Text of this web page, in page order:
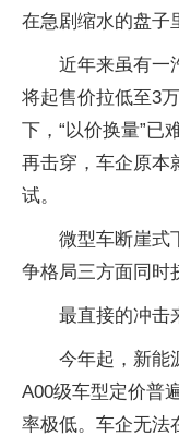
在急剧缩水的盘子
近年来虽有一
将起售价拉低至3
下，“以价换量”已
再击穿，车企原本
试。
微型车断崖式
争格局三方面同时
最直接的冲击
今年起，新能
A00级车型定价普
率极低。车企无法